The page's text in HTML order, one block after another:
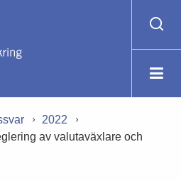
2022
av valutaväxlare och